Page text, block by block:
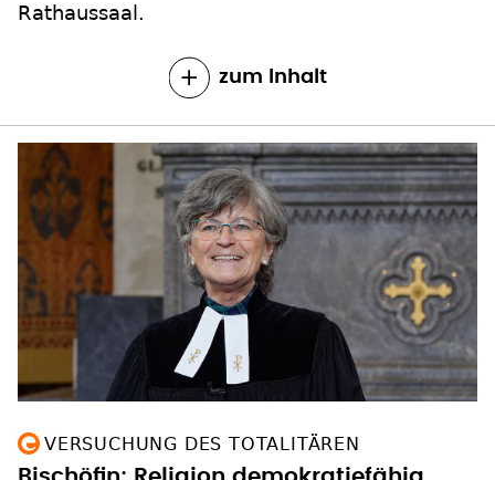
Rathaussaal.
zum Inhalt
VERSUCHUNG DES TOTALITÄREN